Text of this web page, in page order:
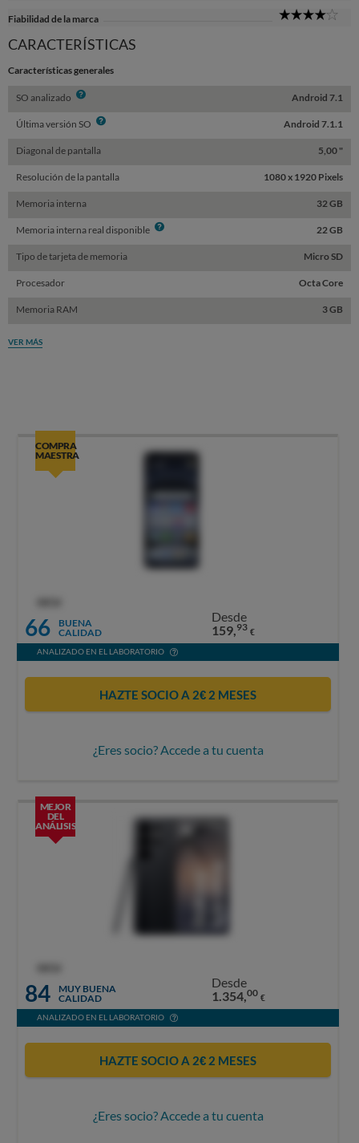
Fiabilidad de la marca
CARACTERÍSTICAS
Características generales
SO analizado Info Android 7.1
Última versión SO Info Android 7.1.1
Diagonal de pantalla 5,00 "
Resolución de la pantalla 1080 x 1920 Pixels
Memoria interna 32 GB
Memoria interna real disponible Info 22 GB
Tipo de tarjeta de memoria Micro SD
Procesador Octa Core
Memoria RAM 3 GB
VER MÁS
COMPRA
MAESTRA
66
BUENA
CALIDAD
Desde
159,93 €
ANALIZADO EN EL LABORATORIO
HAZTE SOCIO A 2€ 2 MESES
¿Eres socio? Accede a tu cuenta
MEJOR
DEL
ANÁLISIS
84
MUY BUENA
CALIDAD
Desde
1.354,00 €
ANALIZADO EN EL LABORATORIO
HAZTE SOCIO A 2€ 2 MESES
¿Eres socio? Accede a tu cuenta